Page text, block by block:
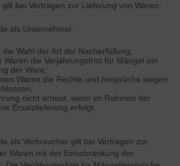
bei Verträgen zur Lieferung von Waren:
als Unternehmer,
Wahl der Art der Nacherfüllung;
Waren die Verjährungsfrist für Mängel ein
der Ware;
Waren die Rechte und Ansprüche wegen
nicht erneut, wenn im Rahmen der
Ersatzlieferung erfolgt.
als Verbraucher gilt bei Verträgen zur
Waren mit der Einschränkung der